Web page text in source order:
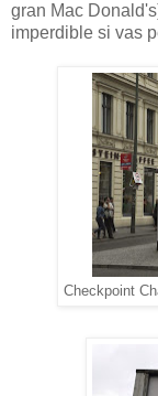
gran Mac
imperdible si vas
Checkpoint